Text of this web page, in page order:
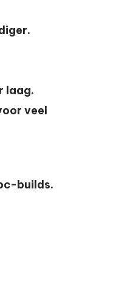
laag.
veel
builds.